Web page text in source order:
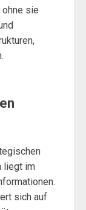
sie
liegt im
sich auf